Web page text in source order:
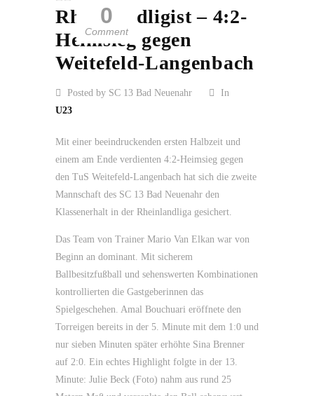
0
Comment
Rheinlandligist – 4:2-
Heimsieg gegen
Weitefeld-Langenbach
Posted by SC 13 Bad Neuenahr
In
U23
Mit einer beeindruckenden ersten Halbzeit und
einem am Ende verdienten 4:2-Heimsieg gegen
den TuS Weitefeld-Langenbach hat sich die zweite
Mannschaft des SC 13 Bad Neuenahr den
Klassenerhalt in der Rheinlandliga gesichert.
Das Team von Trainer Mario Van Elkan war von
Beginn an dominant. Mit sicherem
Ballbesitzfußball und sehenswerten Kombinationen
kontrollierten die Gastgeberinnen das
Spielgeschehen. Amal Bouchuari eröffnete den
Torreigen bereits in der 5. Minute mit dem 1:0 und
nur sieben Minuten später erhöhte Sina Brenner
auf 2:0. Ein echtes Highlight folgte in der 13.
Minute: Julie Beck (Foto) nahm aus rund 25